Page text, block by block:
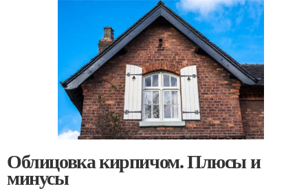
Облицовка кирпичом. Плюсы и
минусы